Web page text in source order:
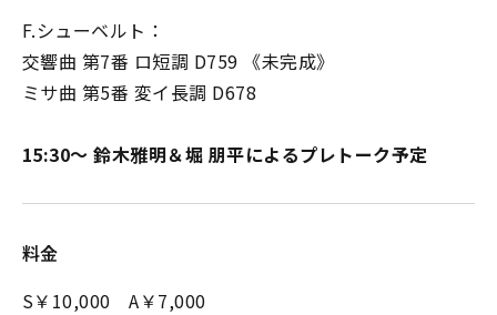
F.シューベルト：
交響曲 第7番 ロ短調 D759 《未完成》
ミサ曲 第5番 変イ長調 D678
15:30～ 鈴木雅明＆堀 朋平によるプレトーク予定
料金
S￥10,000 A￥7,000